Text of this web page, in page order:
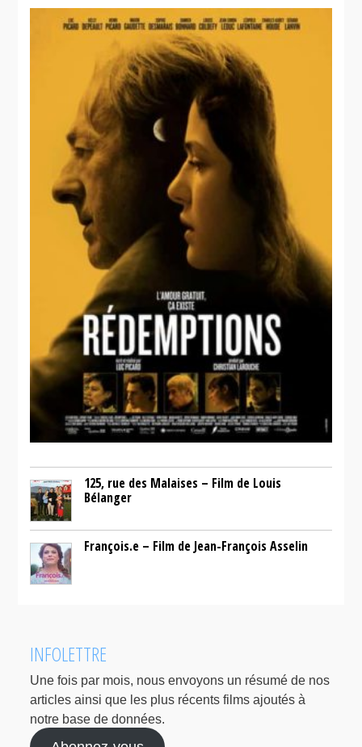
125, rue des Malaises – Film de Louis
Bélanger
François.e – Film de Jean-François Asselin
INFOLETTRE
Une fois par mois, nous envoyons un résumé de nos
articles ainsi que les plus récents films ajoutés à
notre base de données.